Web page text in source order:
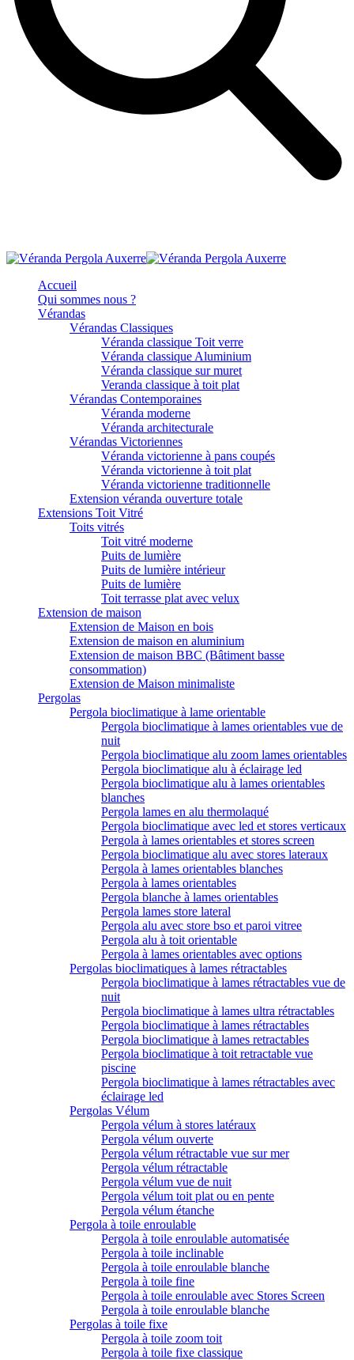
Accueil
Qui sommes nous ?
Vérandas
Vérandas Classiques
Véranda classique Toit verre
Véranda classique Aluminium
Véranda classique sur muret
Veranda classique à toit plat
Vérandas Contemporaines
Véranda moderne
Véranda architecturale
Vérandas Victoriennes
Véranda victorienne à pans coupés
Véranda victorienne à toit plat
Véranda victorienne traditionnelle
Extension véranda ouverture totale
Extensions Toit Vitré
Toits vitrés
Toit vitré moderne
Puits de lumière
Puits de lumière intérieur
Puits de lumière
Toit terrasse plat avec velux
Extension de maison
Extension de Maison en bois
Extension de maison en aluminium
Extension de maison BBC (Bâtiment basse
consommation)
Extension de Maison minimaliste
Pergolas
Pergola bioclimatique à lame orientable
Pergola bioclimatique à lames orientables vue de
nuit
Pergola bioclimatique alu zoom lames orientables
Pergola bioclimatique alu à éclairage led
Pergola bioclimatique alu à lames orientables
blanches
Pergola lames en alu thermolaqué
Pergola bioclimatique avec led et stores verticaux
Pergola à lames orientables et stores screen
Pergola bioclimatique alu avec stores lateraux
Pergola à lames orientables blanches
Pergola à lames orientables
Pergola blanche à lames orientables
Pergola lames store lateral
Pergola alu avec store bso et paroi vitree
Pergola alu à toit orientable
Pergola à lames orientables avec options
Pergolas bioclimatiques à lames rétractables
Pergola bioclimatique à lames rétractables vue de
nuit
Pergola bioclimatique à lames ultra rétractables
Pergola bioclimatique à lames rétractables
Pergola bioclimatique à lames retractables
Pergola bioclimatique à toit retractable vue
piscine
Pergola bioclimatique à lames rétractables avec
éclairage led
Pergolas Vélum
Pergola vélum à stores latéraux
Pergola vélum ouverte
Pergola vélum rétractable vue sur mer
Pergola vélum rétractable
Pergola vélum vue de nuit
Pergola vélum toit plat ou en pente
Pergola vélum étanche
Pergola à toile enroulable
Pergola à toile enroulable automatisée
Pergola à toile inclinable
Pergola à toile enroulable blanche
Pergola à toile fine
Pergola à toile enroulable avec Stores Screen
Pergola à toile enroulable blanche
Pergolas à toile fixe
Pergola à toile zoom toit
Pergola à toile fixe classique